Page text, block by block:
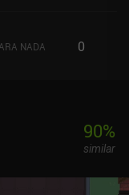
marchar y seguir
inmersión que me
raro que cada
Todas ellas son
crean sinergias al
NADA 0
90%
similar